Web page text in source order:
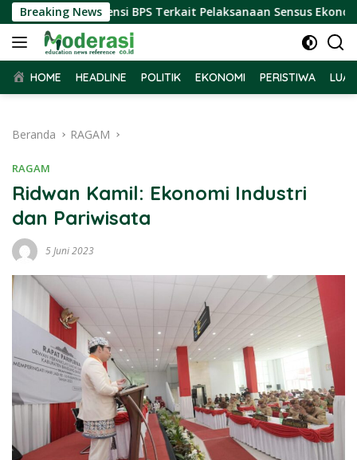
Langsung
ke
konten
Breaking News
Audiensi BPS Terkait Pelaksanaan Sensus Ekonomi 2026
HOME HEADLINE POLITIK EKONOMI PERISTIWA
Beranda RAGAM
RAGAM
Ridwan Kamil: Ekonomi Industri
dan Pariwisata
5 Juni 2023